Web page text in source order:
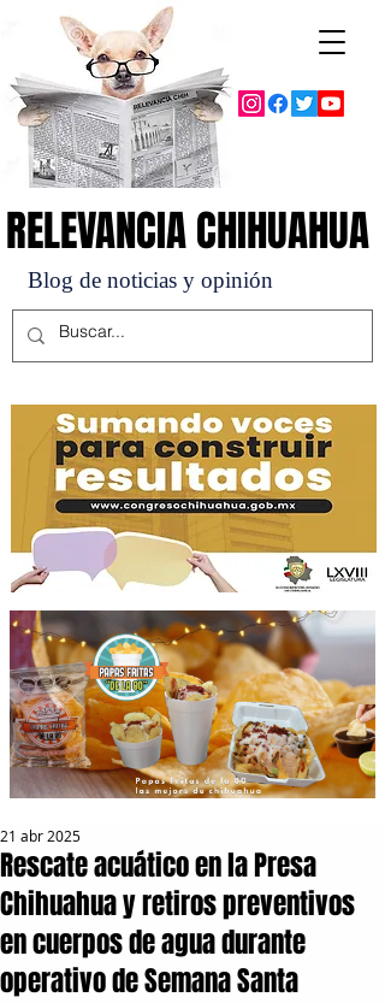
Blog de noticias y opinión
RELEVANCIA CHIHUAHUA
RELEVANCIA CHIHUAHUA
Rescate acuático en la Presa
Chihuahua y retiros preventivos
en cuerpos de agua durante
operativo de Semana Santa
21 abr 2025